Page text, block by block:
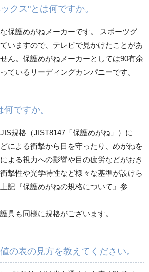
クス"とは何ですか。
保護めがねメーカーです。 スポーツグ
いますので、テレビで見かけたことがあ
ん。保護めがねメーカーとしては90有余
ているリーディングカンパニーです。
ですか。
規格（JIST8147「保護めがね」）に
による衝撃から目を守ったり、めがねを
よる視力への影響や目の疲労などがおき
撃性や光学特性など様々な基準が設けら
記『保護めがねの規格について』参
具も同様に規格がございます。
の表の見方を教えてください。